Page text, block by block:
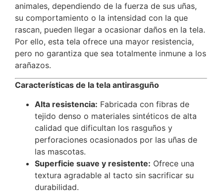
animales, dependiendo de la fuerza de sus uñas,
su comportamiento o la intensidad con la que
rascan, pueden llegar a ocasionar daños en la tela.
Por ello, esta tela ofrece una mayor resistencia,
pero no garantiza que sea totalmente inmune a los
arañazos.
Características de la tela antirasguño
Alta resistencia: Fabricada con fibras de
tejido denso o materiales sintéticos de alta
calidad que dificultan los rasguños y
perforaciones ocasionados por las uñas de
las mascotas.
Superficie suave y resistente: Ofrece una
textura agradable al tacto sin sacrificar su
durabilidad.